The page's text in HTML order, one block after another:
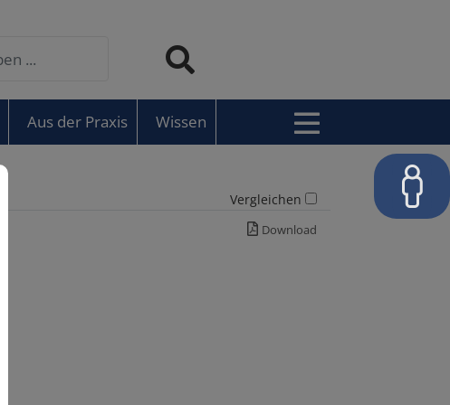
Aus der Praxis Wissen
Vergleichen
Download